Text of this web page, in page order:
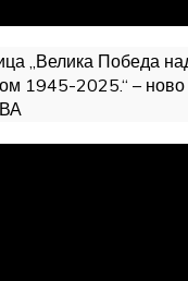
„Велика Победа
1945-2025.“ –